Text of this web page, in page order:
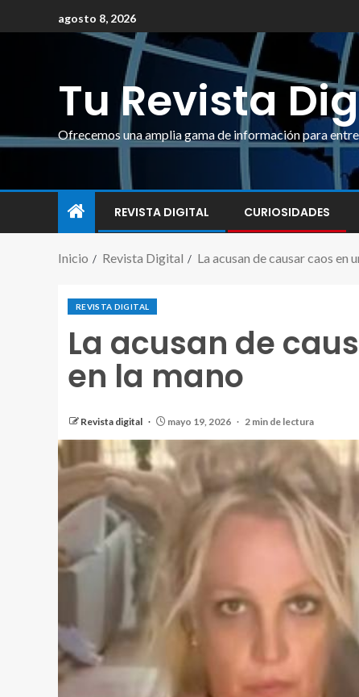
agosto 8, 2026
Tu Revista
Ofrecemos una amplia gama de información para
REVISTA DIGITAL CURIOSIDADES
Inicio Revista Digital La acusan de causar caos en
REVISTA DIGITAL
La acusan de
en la mano
Revista digital mayo 19, 2026 2 min de lectura